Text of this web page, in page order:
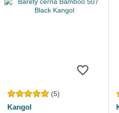
(5)
Kangol